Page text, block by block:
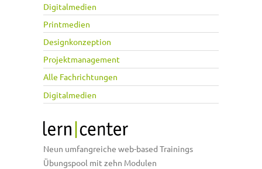
Digitalmedien
Printmedien
Designkonzeption
Projektmanagement
Alle Fachrichtungen
Digitalmedien
Neun umfangreiche web-based Trainings
Übungspool mit zehn Modulen